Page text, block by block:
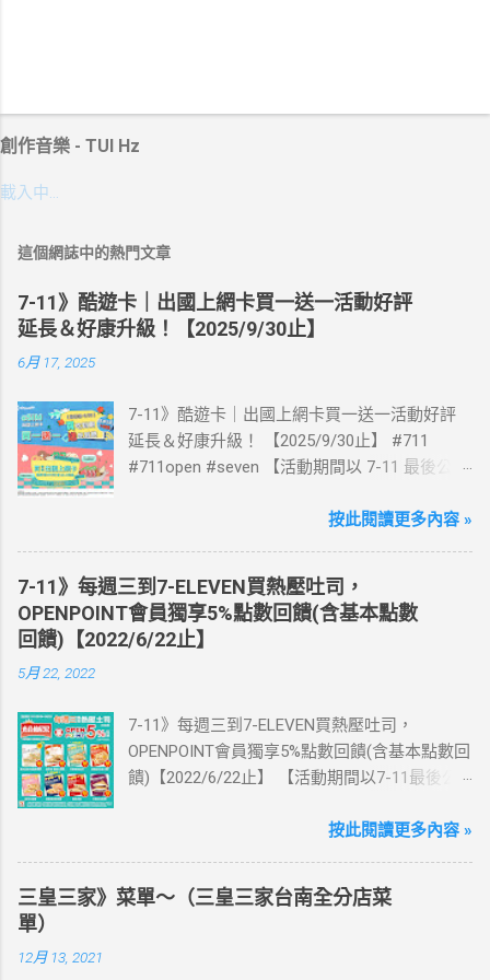
創作音樂 - TUI Hz
載入中…
這個網誌中的熱門文章
7-11》酷遊卡｜出國上網卡買一送一活動好評
延長＆好康升級！【2025/9/30止】
6月 17, 2025
7-11》酷遊卡｜出國上網卡買一送一活動好評
延長＆好康升級！ 【2025/9/30止】 #711
#711open #seven 【活動期間以 7-11 最後公告
國上網卡 方便、快速、享買一送一優惠！ > 實
送王品集團300元即享券。 (出國開通啟用後回
活動網站登錄 【點我登錄】 ) > eSIM出國上網
卡：好康升級！購買eSIM「吃到飽」方案；即
送同天數「吃到飽」方案。 (例：買1張日本5天
來超商買省錢又方便💰 ·活動詳情：好康優惠看
這邊 【點我看好康優惠】 ·eSIM ibon 購買教學
【點我觀看教學】 📲 全球上網首選，速度穩
澳、美國、菲律賓、歐洲、土耳其 熱門地區通
通有 📲 立即取卡免等待超便利 ✈️ 180天彈性開
通不怕過期 🧳 一人買兩人用，享受出國網路自
由~~eSIM吃到飽買一送一 eSIM適用機型： ※
按此閱讀更多內容 »
7-11》每週三到7-ELEVEN買熱壓吐司，
OPENPOINT會員獨享5%點數回饋(含基本點數
回饋)【2022/6/22止】
5月 22, 2022
7-11》每週三到7-ELEVEN買熱壓吐司，
OPENPOINT會員獨享5%點數回饋(含基本點數回
饋)【2022/6/22止】 【活動期間以7-11最後公
111/5/4~6/22 每週三到7-ELEVEN買熱壓吐司
饋) 【販售門市查詢】
https://emap.pcsc.com.tw/emap.aspx# 小編推
按此閱讀更多內容 »
三皇三家》菜單～（三皇三家台南全分店菜
單）
12月 13, 2021